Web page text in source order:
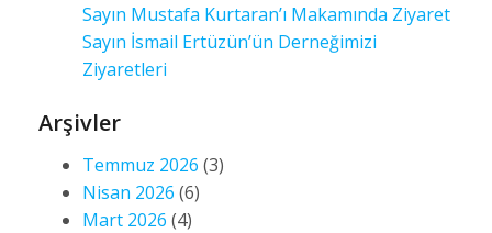
Sayın Mustafa Kurtaran’ı Makamında Ziyaret
Sayın İsmail Ertüzün’ün Derneğimizi
Ziyaretleri
Arşivler
Temmuz 2026 (3)
Nisan 2026 (6)
Mart 2026 (4)